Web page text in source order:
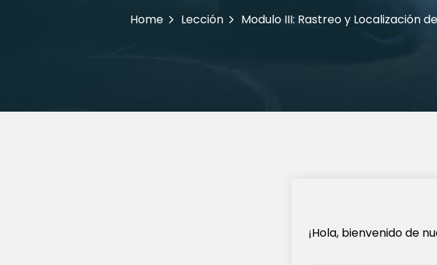
Home Lección Modulo III: Rastreo y Localización
¡Hola, bienvenido de